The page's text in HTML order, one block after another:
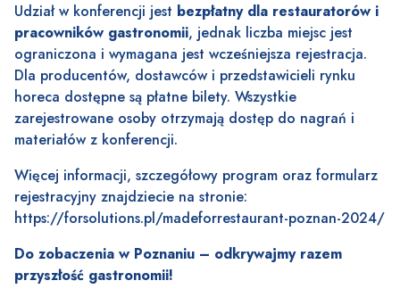
Udział w konferencji jest bezpłatny dla restauratorów i
pracowników gastronomii, jednak liczba miejsc jest
ograniczona i wymagana jest wcześniejsza rejestracja.
Dla producentów, dostawców i przedstawicieli rynku
horeca dostępne są płatne bilety. Wszystkie
zarejestrowane osoby otrzymają dostęp do nagrań i
materiałów z konferencji.
Więcej informacji, szczegółowy program oraz formularz
rejestracyjny znajdziecie na stronie:
https://forsolutions.pl/madeforrestaurant-poznan-2024/
Do zobaczenia w Poznaniu – odkrywajmy razem
przyszłość gastronomii!